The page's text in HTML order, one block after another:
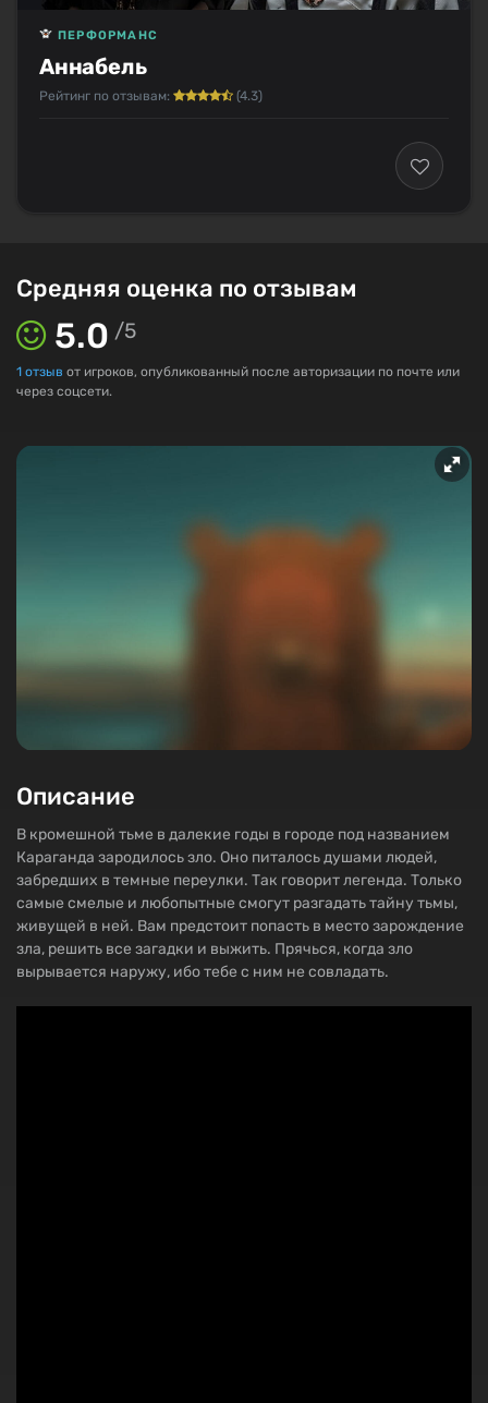
Аннабель
ПЕРФОРМАНС
Рейтинг по отзывам: (4.3)
Средняя оценка по отзывам
5.0 /5
1 отзыв от игроков, опубликованный после авторизации по почте или
через соцсети.
Описание
В кромешной тьме в далекие годы в городе под названием
Караганда зародилось зло. Оно питалось душами людей,
забредших в темные переулки. Так говорит легенда. Только
самые смелые и любопытные смогут разгадать тайну тьмы,
живущей в ней. Вам предстоит попасть в место зарождение
зла, решить все загадки и выжить. Прячься, когда зло
вырывается наружу, ибо тебе с ним не совладать.